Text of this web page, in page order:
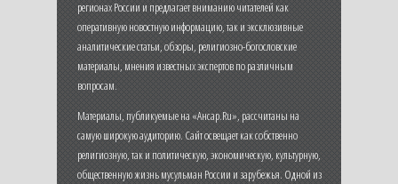
регионах России и предлагает вниманию читателей как
оперативную новостную информацию, так и эксклюзивные
аналитические статьи, обзоры, религиозно-богословские
материалы, мнения известных экспертов по различным
вопросам.
Материалы, публикуемые на «Ансар.Ru», рассчитаны на
самую широкую аудиторию. Сайт освещает как собственно
религиозную, так и политическую, экономическую, культурную,
общественную жизнь мусульман России и зарубежья. Одной из